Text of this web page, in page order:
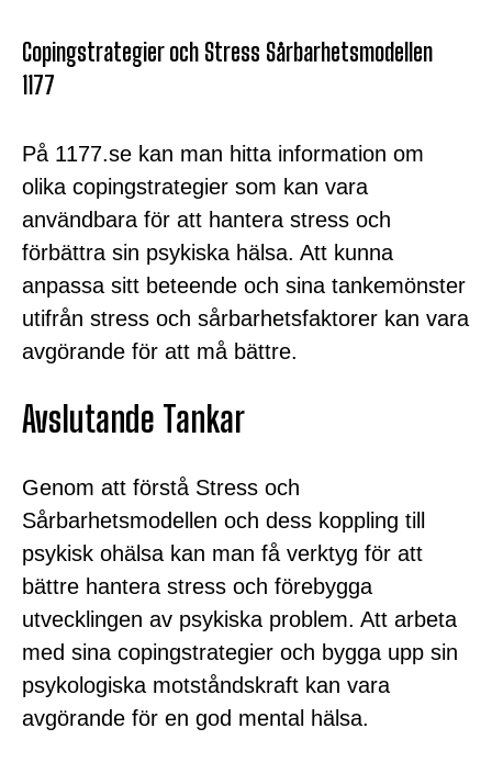
Copingstrategier och Stress Sårbarhetsmodellen
1177
På 1177.se kan man hitta information om
olika copingstrategier som kan vara
användbara för att hantera stress och
förbättra sin psykiska hälsa. Att kunna
anpassa sitt beteende och sina tankemönster
utifrån stress och sårbarhetsfaktorer kan vara
avgörande för att må bättre.
Avslutande Tankar
Genom att förstå Stress och
Sårbarhetsmodellen och dess koppling till
psykisk ohälsa kan man få verktyg för att
bättre hantera stress och förebygga
utvecklingen av psykiska problem. Att arbeta
med sina copingstrategier och bygga upp sin
psykologiska motståndskraft kan vara
avgörande för en god mental hälsa.